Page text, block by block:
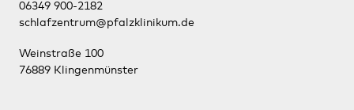
06349 900-2182
schlafzentrum@pfalzklinikum.de
Weinstraße 100
76889 Klingenmünster